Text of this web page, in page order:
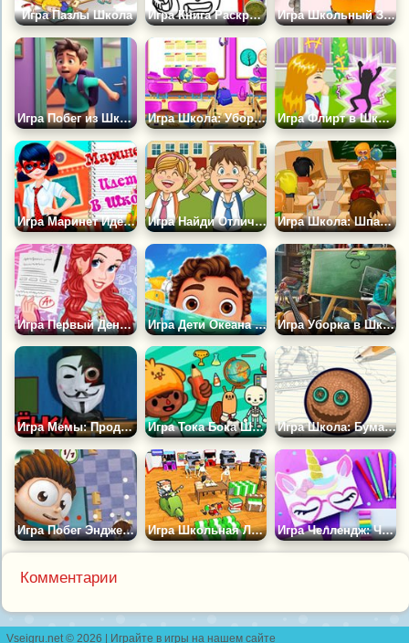
Игра Пазлы Школа Игра Книга Раскрасок: Школьный Портфель Игра Школьный Забег Анджело
Игра Побег из Школы с Аномалиями 3D Игра Школа: Уборка в Грязном Классе Игра Флирт в Школе
Игра Маринет Идёт в Школу Игра Найди Отличия в Школе Игра Школа: Шпаргалки
Игра Первый День Принцессы в Колледже Игра Дети Океана Снова в Школу Игра Уборка в Школе
Игра Мемы: Продлёнка Игра Тока Бока Школа 2 Игра Школа: Бумажный Гольф
Игра Побег Энджело из Школы Игра Школьная Лихорадка Игра Челлендж: Что в Твоём Пенале
Комментарии
Vseigru.net © 2026 | Играйте в игры на нашем сайте